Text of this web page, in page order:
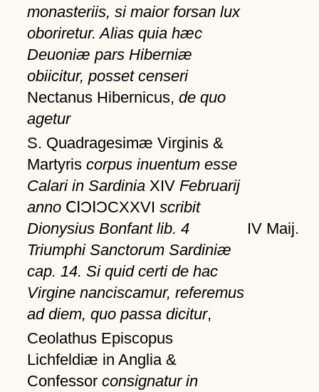
monasteriis, si maior forsan lux
oboriretur. Alias quia hæc
Deuoniæ pars Hiberniæ
obiicitur, posset censeri
Nectanus Hibernicus, de quo
agetur
S. Quadragesimæ Virginis &
Martyris corpus inuentum esse
Calari in SardiniaXIV Februarij
annoⅭⅠƆⅠƆCXXVI scribit
Dionysius Bonfant lib. 4
Triumphi Sanctorum Sardiniæ
cap. 14. Si quid certi de hac
Virgine nanciscamur, referemus
ad diem, quo passa dicitur,
IV Maij.
Ceolathus Episcopus
Lichfeldiæ in Anglia &
Confessor consignatur in